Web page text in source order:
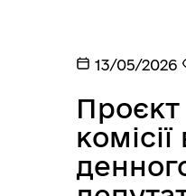
13/05/2026
Проєкт